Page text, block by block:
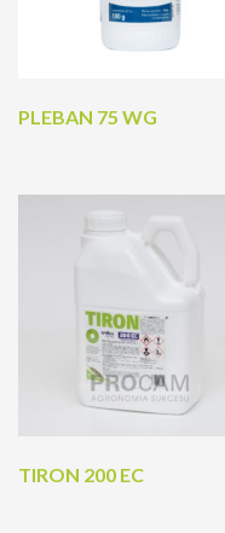
PLEBAN 75 WG
TIRON 200 EC